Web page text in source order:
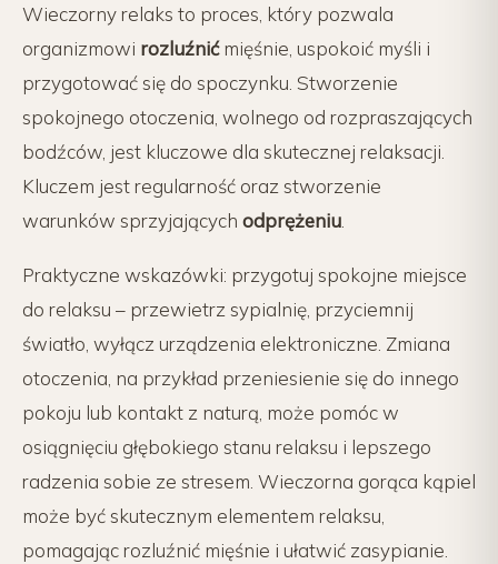
Wieczorny relaks to proces, który pozwala
organizmowi rozluźnićmięśnie, uspokoić myśli i
przygotować się do spoczynku. Stworzenie
spokojnego otoczenia, wolnego od rozpraszających
bodźców, jest kluczowe dla skutecznej relaksacji.
Kluczem jest regularność oraz stworzenie
warunków sprzyjających odprężeniu
Praktyczne wskazówki: przygotuj spokojne miejsce
do relaksu – przewietrz sypialnię, przyciemnij
światło, wyłącz urządzenia elektroniczne. Zmiana
otoczenia, na przykład przeniesienie się do innego
pokoju lub kontakt z naturą, może pomóc w
osiągnięciu głębokiego stanu relaksu i lepszego
radzenia sobie ze stresem. Wieczorna gorąca kąpiel
może być skutecznym elementem relaksu,
pomagając rozluźnić mięśnie i ułatwić zasypianie.